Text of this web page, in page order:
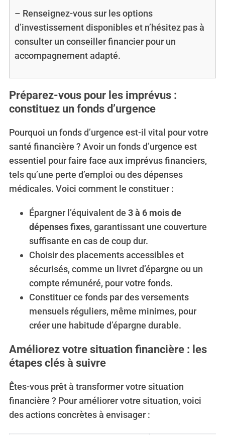
– Renseignez-vous sur les options
d’investissement disponibles et n’hésitez pas à
consulter un conseiller financier pour un
accompagnement adapté.
Préparez-vous pour les imprévus :
constituez un fonds d’urgence
Pourquoi un fonds d’urgence est-il vital pour votre
santé financière ? Avoir un fonds d’urgence est
essentiel pour faire face aux imprévus financiers,
tels qu’une perte d’emploi ou des dépenses
médicales. Voici comment le constituer :
Épargner l’équivalent de 3 à 6 mois de
dépenses fixes, garantissant une couverture
suffisante en cas de coup dur.
Choisir des placements accessibles et
sécurisés, comme un livret d’épargne ou un
compte rémunéré, pour votre fonds.
Constituer ce fonds par des versements
mensuels réguliers, même minimes, pour
créer une habitude d’épargne durable.
Améliorez votre situation financière : les
étapes clés à suivre
Êtes-vous prêt à transformer votre situation
financière ? Pour améliorer votre situation, voici
des actions concrètes à envisager :